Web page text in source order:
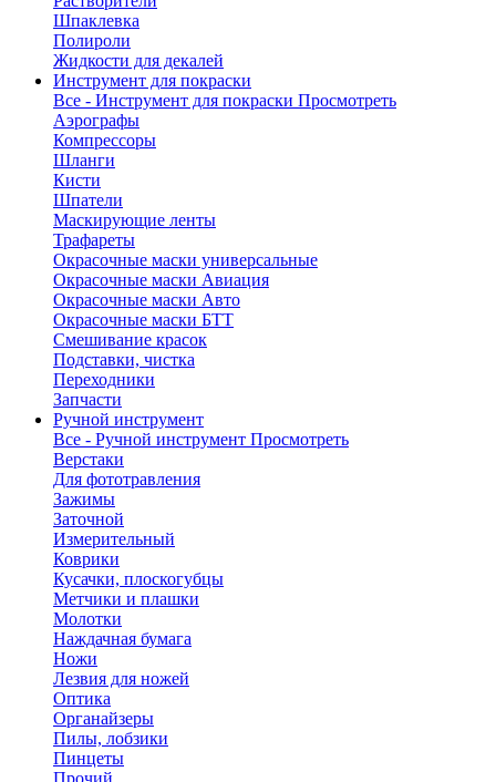
Шпаклевка
Полироли
Жидкости для декалей
Инструмент для покраски
Все - Инструмент для покраски Просмотреть
Аэрографы
Компрессоры
Шланги
Кисти
Шпатели
Маскирующие ленты
Трафареты
Окрасочные маски универсальные
Окрасочные маски Авиация
Окрасочные маски Авто
Окрасочные маски БТТ
Смешивание красок
Подставки, чистка
Переходники
Запчасти
Ручной инструмент
Все - Ручной инструмент Просмотреть
Верстаки
Для фототравления
Зажимы
Заточной
Измерительный
Коврики
Кусачки, плоскогубцы
Метчики и плашки
Молотки
Наждачная бумага
Ножи
Лезвия для ножей
Оптика
Органайзеры
Пилы, лобзики
Пинцеты
Прочий